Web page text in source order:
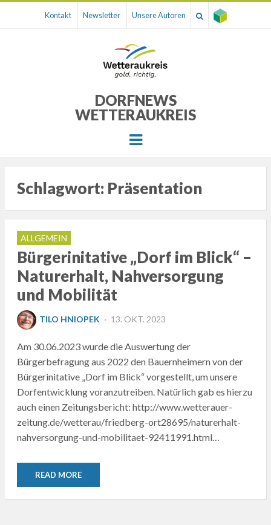
Kontakt Newsletter Unsere Autoren
DORFNEWS
WETTERAUKREIS
Menu
Schlagwort: Präsentation
ALLGEMEIN
Bürgerinitative „Dorf im Blick“ –
Naturerhalt, Nahversorgung
und Mobilität
TILO HNIOPEK
POSTED
13. OKT. 2023
Am 30.06.2023 wurde die Auswertung der
Bürgerbefragung aus 2022 den Bauernheimern von der
Bürgerinitative „Dorf im Blick“ vorgestellt, um unsere
Dorfentwicklung voranzutreiben. Natürlich gab es hierzu
auch einen Zeitungsbericht: http://www.wetterauer-
zeitung.de/wetterau/friedberg-ort28695/naturerhalt-
nahversorgung-und-mobilitaet-92411991.html…
READ MORE